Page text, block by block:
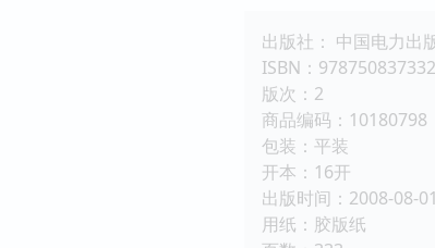
出版社： 中国电力出
ISBN：
版次：2
商品编码：10180798
包装：平装
开本：16开
出版时间：2008-08-01
用纸：胶版纸